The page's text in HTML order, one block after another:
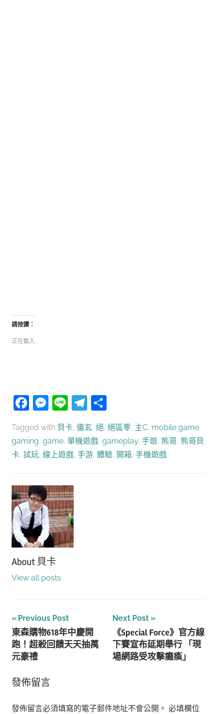
請按讚：
正在載入...
Facebook
Messenger
LineTelegram
Tagged with 貝卡, 儀玄, 絕, 絕區零, 主C, mobile game,
gaming, game, 單機遊戲, gameplay, 手遊, 熊哥, 熊哥貝
卡, 試玩, 線上遊戲, 手游, 體驗, 開箱, 手機遊戲
About 貝卡
View all posts
文
章
導
覽
Previous Post
東森購物618年中慶開
跑！超殺回饋天天抽萬
元豪禮
Next Post
《Special Force》官方線
下賽宣布延期舉行 「現
場網路受攻擊癱瘓」
發佈留言
發佈留言必須填寫的電子郵件地址不會公開。 必填欄位